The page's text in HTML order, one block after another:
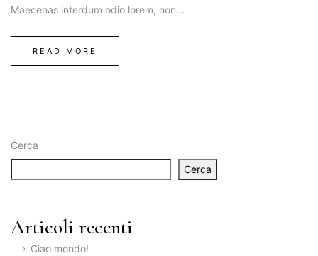
Cerca
Cerca
Articoli recenti
Ciao mondo!
Maecenas interdum odio lorem, non...
READ MORE